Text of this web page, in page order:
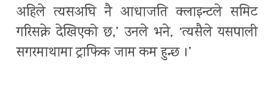
अहिले त्यसअघि नै आधाजति क्लाइन्टले समिट
गरिसक्ने देखिएको छ,’ उनले भने, ‘त्यसैले यसपाली
सगरमाथामा ट्राफिक जाम कम हुन्छ ।’